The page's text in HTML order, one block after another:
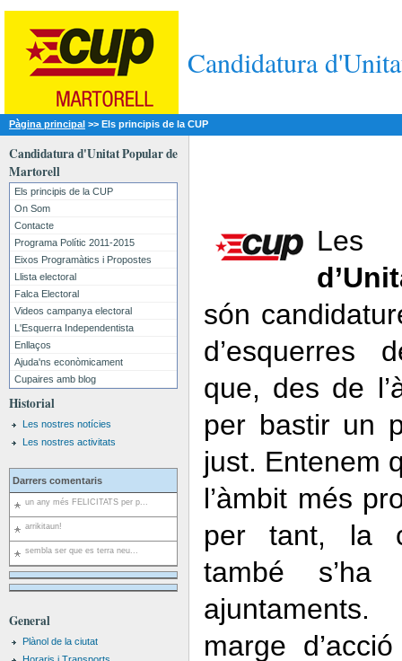
Candidatura
Pàgina principal >> Els principis de la CUP
Candidatura d'Unitat Popular de
Martorell
Els principis de la CUP
On Som
Contacte
Programa Polític 2011-2015
Eixos Programàtics i Propostes
Llista electoral
Falca Electoral
Videos campanya electoral
L'Esquerra Independentista
Enllaços
Ajuda'ns econòmicament
Cupaires amb blog
Historial
Les nostres notícies
Les nostres activitats
Darrers comentaris
un any més FELICITATS per p...
arrikitaun!
sembla ser que es terra neu...
General
Plànol de la ciutat
són
d’esquerres
que, des de
per bastir un
just. Entenem
l’àmbit més
per tant, la
també
marge